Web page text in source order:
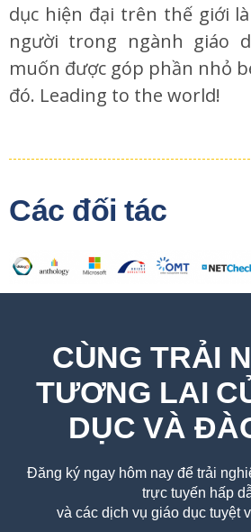
dục hiện đại trên thế giới
người trong ngành giáo
muốn được góp phần nhỏ
đó. Leading to the world!
Các đối tác
CÙNG TRẢI
TƯƠNG LAI
DỤC VÀ
Đăng ký ngay hôm nay để trải
trực tuyến hấp
và các dịch vụ giáo dục tuyệt